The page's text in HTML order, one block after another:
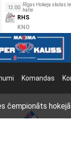
13:00
Rīgas Hokeja skolas
halle
RHS
KNO
Komandas
čempionāts hokejā